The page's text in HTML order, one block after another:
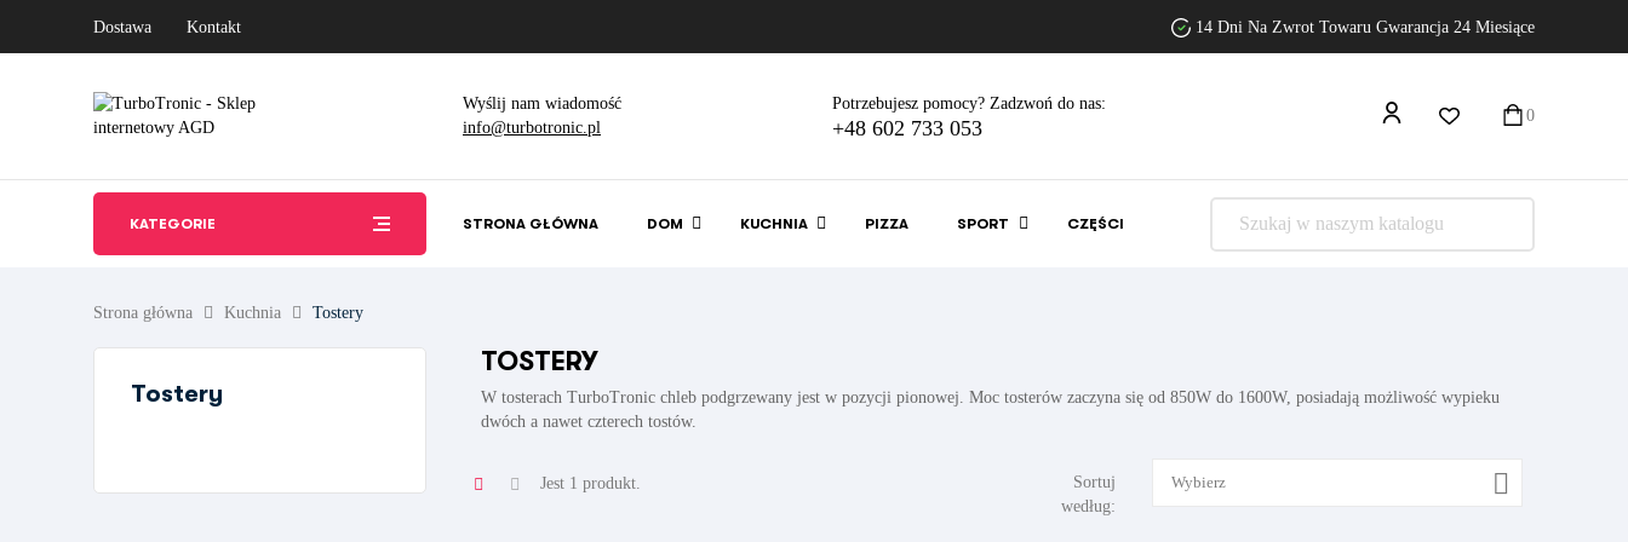
Dostawa Kontakt 14 Dni Na Zwrot Towaru Gwarancja 24 Miesiące
Wyślij nam wiadomość
info@turbotronic.pl
Potrzebujesz pomocy? Zadzwoń do nas:
+48 602 733 053
0
KATEGORIE STRONA GŁÓWNA DOM KUCHNIA PIZZA SPORT CZĘŚCI
Strona główna Kuchnia Tostery
Tostery
TOSTERY
W tosterach TurboTronic chleb podgrzewany jest w pozycji pionowej. Moc tosterów zaczyna się od 850W do 1600W, posiadają możliwość wypieku
dwóch a nawet czterech tostów.
Jest 1 produkt.
Sortuj
według:
Wybierz 